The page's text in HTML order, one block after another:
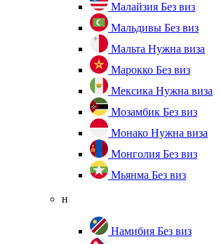
Малайзия Без виз
Мальдивы Без виз
Мальта Нужна виза
Марокко Без виз
Мексика Нужна виза
Мозамбик Без виз
Монако Нужна виза
Монголия Без виз
Мьянма Без виз
н
Намибия Без виз